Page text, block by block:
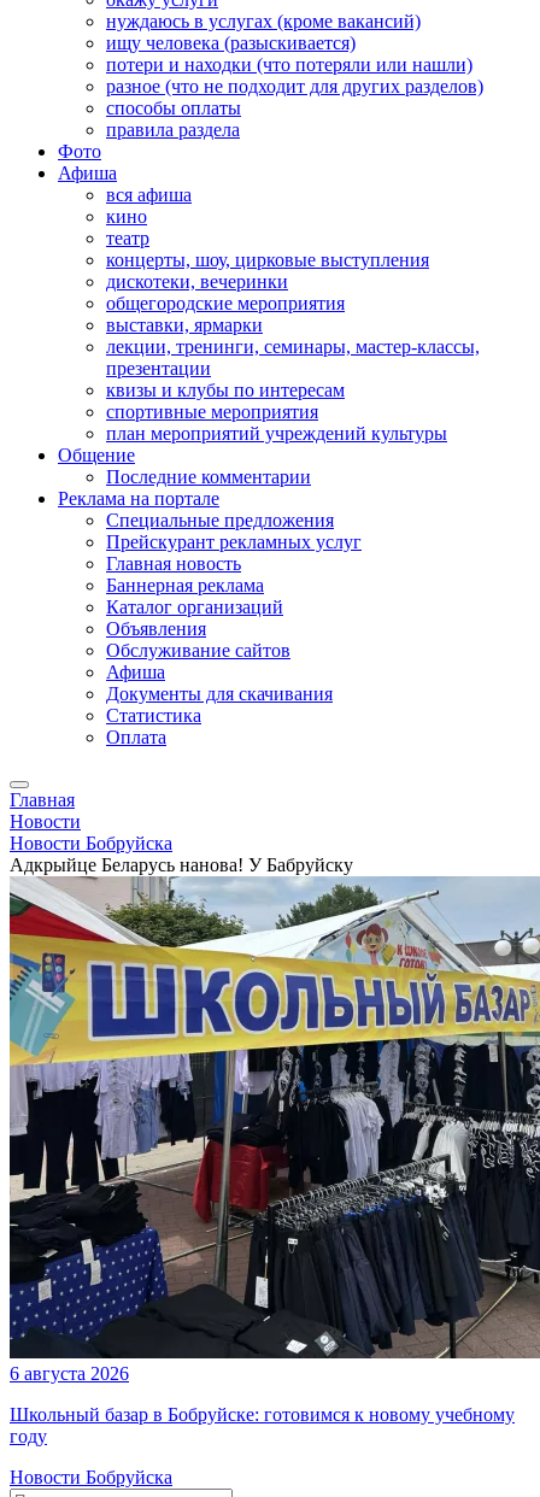
нуждаюсь в услугах (кроме вакансий)
ищу человека (разыскивается)
потери и находки (что потеряли или нашли)
разное (что не подходит для других разделов)
способы оплаты
правила раздела
Фото
Афиша
вся афиша
кино
театр
концерты, шоу, цирковые выступления
дискотеки, вечеринки
общегородские мероприятия
выставки, ярмарки
лекции, тренинги, семинары, мастер-классы,
презентации
квизы и клубы по интересам
спортивные мероприятия
план мероприятий учреждений культуры
Общение
Последние комментарии
Реклама на портале
Специальные предложения
Прейскурант рекламных услуг
Главная новость
Баннерная реклама
Каталог организаций
Объявления
Обслуживание сайтов
Афиша
Документы для скачивания
Статистика
Оплата
Главная
Новости
Новости Бобруйска
Адкрыйце Беларусь нанова! У Бабруйску
6 августа 2026
Школьный базар в Бобруйске: готовимся к новому учебному
году
Новости Бобруйска